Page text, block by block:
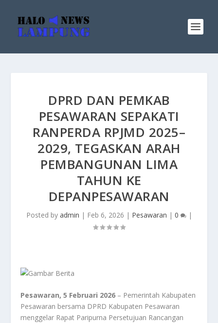
DPRD DAN PEMKAB
PESAWARAN SEPAKATI
RANPERDA RPJMD 2025–
2029, TEGASKAN ARAH
PEMBANGUNAN LIMA
TAHUN KE
DEPANPESAWARAN
Posted by admin | Feb 6, 2026 | Pesawaran | 0 |
Pesawaran, 5 Februari 2026 – Pemerintah Kabupaten
Pesawaran bersama DPRD Kabupaten Pesawaran
menggelar Rapat Paripurna Persetujuan Rancangan